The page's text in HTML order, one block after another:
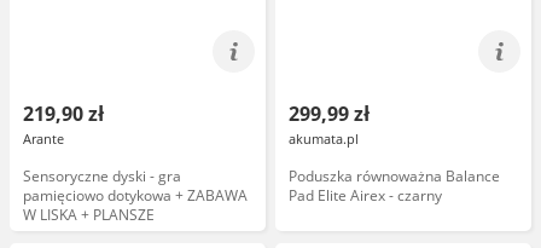
219,90 zł
Arante
Sensoryczne dyski - gra
pamięciowo dotykowa + ZABAWA
W LISKA + PLANSZE
299,99 zł
akumata.pl
Poduszka równoważna Balance
Pad Elite Airex - czarny